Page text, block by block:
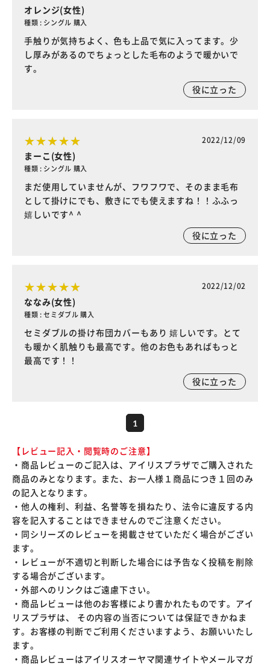
オレンジ(女性)
種類 : シングル 購入
手触りが気持ちよく、色も上品で気に入ってます。少
し厚みがあるのでちょっとした毛布のようで暖かいで
す。
役に立った
2022/12/09
まーこ(女性)
種類 : シングル 購入
まだ使用していませんが、フワフワで、そのまま毛布
として掛けにでも、敷きにでも使えますね！！ふふっ
嬉しいです^ ^
役に立った
2022/12/02
ななみ(女性)
種類 : セミダブル 購入
セミダブルの掛け布団カバーもあり 嬉しいです。とて
も暖かく肌触りも最高です。他のお色もあればもっと
最高です！！
役に立った
1
【レビュー記入・閲覧時のご注意】
・商品レビューのご記入は、アイリスプラザでご購入された
商品のみとなります。また、お一人様１商品につき１回のみ
の記入となります。
・他人の権利、利益、名誉等を損ねたり、法令に違反する内
容を記入することはできませんのでご注意ください。
・同シリーズのレビューを掲載させていただく場合がござい
ます。
・レビューが不適切と判断した場合には予告なく投稿を削除
する場合がございます。
・外部へのリンクはご遠慮下さい。
・商品レビューは他のお客様により書かれたものです。アイ
リスプラザは、 その内容の当否については保証できかねま
す。お客様の判断でご利用くださいますよう、お願いいたし
ます。
・商品レビューはアイリスオーヤマ関連サイトやメールマガ